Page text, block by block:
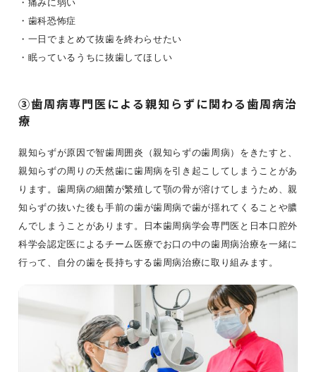
・歯科恐怖症
・一日でまとめて抜歯を終わらせたい
・眠っているうちに抜歯してほしい
③歯周病専門医による親知らずに関わる歯周病治
療
親知らずが原因で智歯周囲炎（親知らずの歯周病）をきたすと、
親知らずの周りの天然歯に歯周病を引き起こしてしまうことがあ
ります。歯周病の細菌が繁殖して顎の骨が溶けてしまうため、親
知らずの抜いた後も手前の歯が歯周病で歯が揺れてくることや膿
んでしまうことがあります。日本歯周病学会専門医と日本口腔外
科学会認定医によるチーム医療でお口の中の歯周病治療を一緒に
行って、自分の歯を長持ちする歯周病治療に取り組みます。